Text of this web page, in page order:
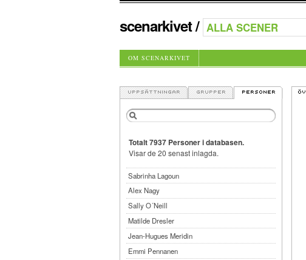
scenarkivet/
OM SCENARKIVET
Totalt 7937 Personer i databasen.
Visar de 20 senast inlagda.
Sabrinha Lagoun
Alex Nagy
Sally O´Neill
Matilde Dresler
Jean-Hugues Meridin
Emmi Pennanen